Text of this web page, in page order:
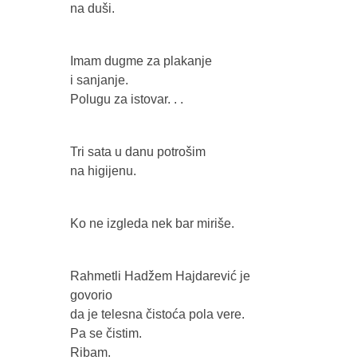
na duši.
Imam dugme za plakanje
i sanjanje.
Polugu za istovar. . .
Tri sata u danu potrošim
na higijenu.
Ko ne izgleda nek bar miriše.
Rahmetli Hadžem Hajdarević je
govorio
da je telesna čistoća pola vere.
Pa se čistim.
Ribam.